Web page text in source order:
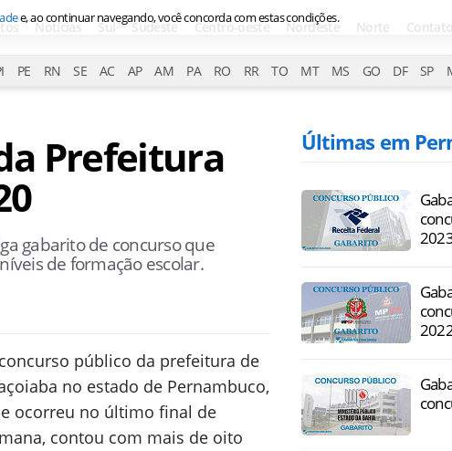
Notícias Sul Sudeste Centro-oeste Nordeste Norte Contato
PE RN SE AC AP AM PA RO RR TO MT MS GO DF SP
Prefeitura
gabarito de concurso que
de formação escolar.
público da prefeitura de
no estado de Pernambuco,
ocorreu no último final de
contou com mais de oito
Últimas em
e, ao continuar navegando, você concorda com estas condições.